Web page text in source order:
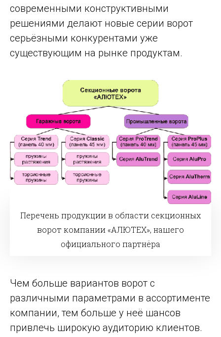
современными конструктивными
решениями делают новые серии ворот
серьёзными конкурентами уже
существующим на рынке продуктам.
Перечень продукции в области секционных
ворот компании «АЛЮТЕХ», нашего
официального партнёра
Чем больше вариантов ворот с
различными параметрами в ассортименте
компании, тем больше у неё шансов
привлечь широкую аудиторию клиентов.